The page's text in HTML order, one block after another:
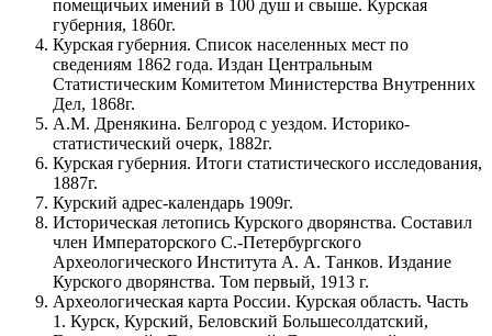
помещичьих имений в 100 душ и свыше. Курская
губерния, 1860г.
Курская губерния. Список населенных мест по
сведениям 1862 года. Издан Центральным
Статистическим Комитетом Министерства Внутренних
Дел, 1868г.
А.М. Дренякина. Белгород с уездом. Историко-
статистический очерк, 1882г.
Курская губерния. Итоги статистического исследования,
1887г.
Курский адрес-календарь 1909г.
Историческая летопись Курского дворянства. Составил
член Императорского С.-Петербургского
Археологического Института А. А. Танков. Издание
Курского дворянства. Том первый, 1913 г.
Археологическая карта России. Курская область. Часть
1. Курск, Курский, Беловский Большесолдатский,